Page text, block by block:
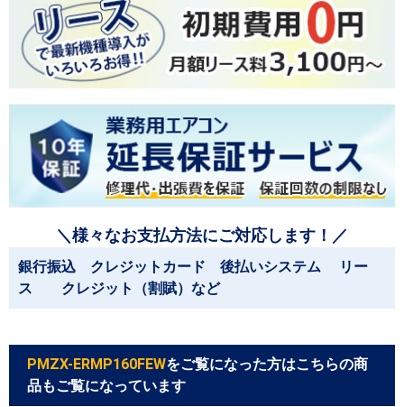
＼様々なお支払方法にご対応します！／
銀行振込 クレジットカード 後払いシステム リー
ス クレジット（割賦）など
PMZX-ERMP160FEWをご覧になった方はこちらの商
品もご覧になっています